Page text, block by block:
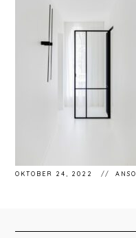
OKTOBER 24, 2022 ANSO